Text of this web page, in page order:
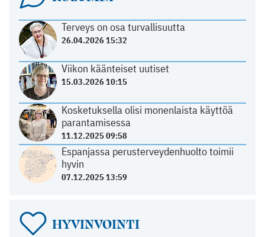
Terveys on osa turvallisuutta
26.04.2026 15:32
Viikon käänteiset uutiset
15.03.2026 10:15
Kosketuksella olisi monenlaista käyttöä
parantamisessa
11.12.2025 09:58
Espanjassa perusterveydenhuolto toimii
hyvin
07.12.2025 13:59
HYVINVOINTI